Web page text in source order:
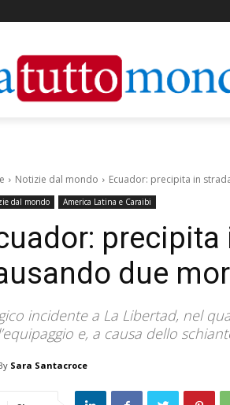
Notizie dal mondo Ecuador: precipita in
dal mondo America Latina e Caraibi
due
incidente a La Libertad, nel
e, a causa dello
Sara Santacroce